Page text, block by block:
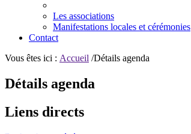
Les associations
Manifestations locales et cérémonies
Contact
Vous êtes ici : Accueil /Détails agenda
Détails agenda
Liens directs